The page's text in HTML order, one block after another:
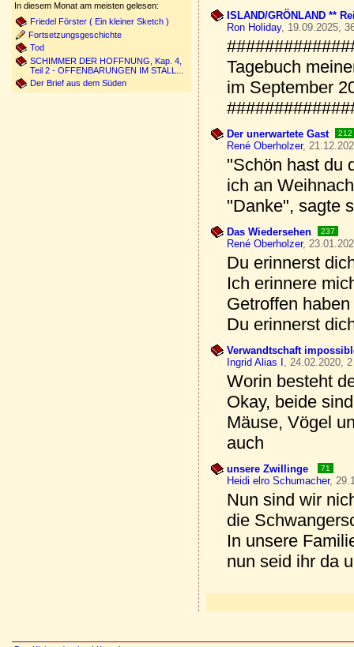
In diesem Monat am meisten gelesen:
Friedel Förster ( Ein kleiner Sketch )
Fortsetzungsgeschichte
Tod
SCHIMMER DER HOFFNUNG, Kap. 4,
Teil 2 - OFFENBARUNGEN IM STALL...
Der Brief aus dem Süden
ISLAND/GRÖNLAND **
Ron Holiday, 19.09.2025,
Tagebuch
im September
Der unerwartete Gast 212
René Oberholzer,
"Schön hast du
ich an
"Danke", sagte
Das Wiedersehen 237
René Oberholzer,
Du erinnerst
Ich erinnere
Getroffen
Du erinnerst
Verwandtschaft
Ingrid Alias I , 24.02.2020,
Worin besteht
Okay, beide
Mäuse, Vögel
auch
unsere Zwillinge 71
Heidi elro Schumacher,
Nun sind wir
die
In unsere
nun seid ihr da